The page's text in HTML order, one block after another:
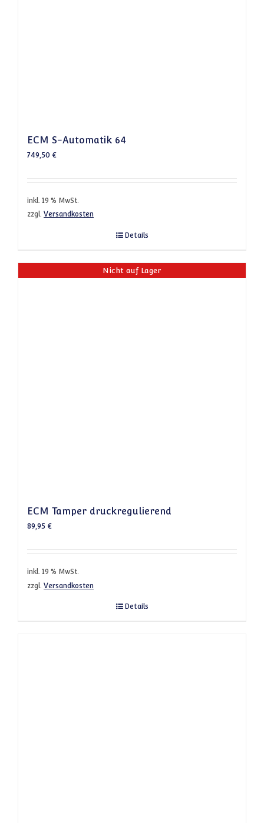
ECM S-Automatik 64
749,50 €
inkl. 19 % MwSt.
zzgl. Versandkosten
Details
Nicht auf Lager
ECM Tamper druckregulierend
89,95 €
inkl. 19 % MwSt.
zzgl. Versandkosten
Details